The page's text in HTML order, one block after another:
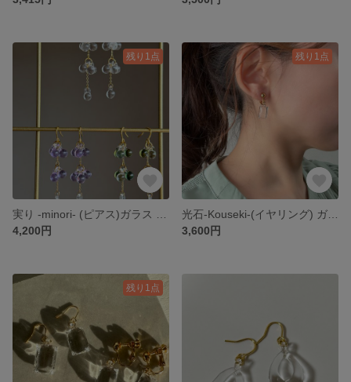
残り1点
4,200円
残り1点
3,600円
残り1点